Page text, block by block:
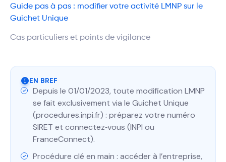
Guide pas à pas : modifier votre activité LMNP sur le
Guichet Unique
Cas particuliers et points de vigilance
EN BREF
Depuis le 01/01/2023, toute modification LMNP
se fait exclusivement via le Guichet Unique
(procedures.inpi.fr) : préparez votre numéro
SIRET et connectez‑vous (INPI ou
FranceConnect).
Procédure clé en main : accéder à l’entreprise,